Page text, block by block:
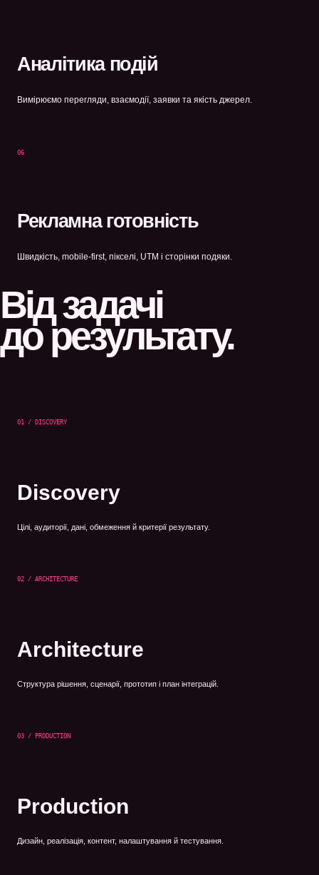
Аналітика подій
Вимірюємо перегляди, взаємодії, заявки та якість джерел.
06
Рекламна готовність
Швидкість, mobile-first, пікселі, UTM і сторінки подяки.
Від задачі
до результату.
01 / DISCOVERY
Discovery
Цілі, аудиторії, дані, обмеження й критерії результату.
02 / ARCHITECTURE
Architecture
Структура рішення, сценарії, прототип і план інтеграцій.
03 / PRODUCTION
Production
Дизайн, реалізація, контент, налаштування й тестування.